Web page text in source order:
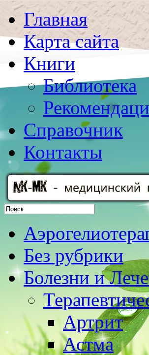
Главная
Карта сайта
Книги
Библиотека
Справочник
Контакты
Без рубрики
Болезни и
Артрит
Астма